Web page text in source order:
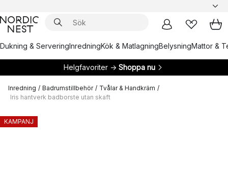
Dukning & ServeringInredningKök & MatlagningBelysningMattor &
Helgfavoriter → Shoppa nu
Inredning / Badrumstillbehör / Tvålar & Handkräm /
Iris hantverk badborste utan skaft
KAMPANJ